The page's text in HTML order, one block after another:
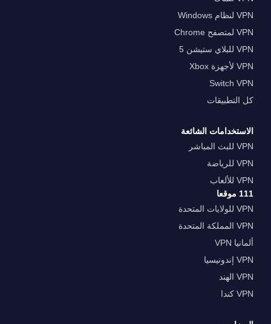
VPN لنظام Windows
VPN لمتصفح Chrome
VPN للبلاي ستيشن 5
VPN لأجهزة Xbox
Switch VPN
كل التطبيقات
الاستخدامات الشائعة
VPN للبث المباشر
VPN للرياضة
VPN للألعاب
111 موقعا
VPN للولايات المتحدة
VPN المملكة المتحدة
ألمانيا VPN
VPN إندونيسيا
VPN الهند
VPN كندا